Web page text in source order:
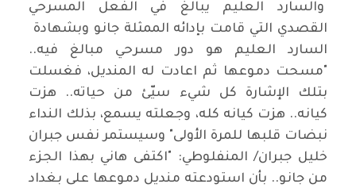
والسارد العليم يبالغ في الفعل المسرحي
القصدي التي قامت بإدائه الممثلة جانو وبشهادة
السارد العليم هو دور مسرحي مبالغ فيه..
"مسحت دموعها ثم اعادت له المنديل، فغسلت
بتلك الإشارة كل شيء سيّئ من حياته.. هزت
كيانه.. هزت كيانه كله، وجعلته يسمع، بذلك النداء
نبضات قلبها للمرة الأولى" وسيستمر نفس جبران
خليل جبران/ المنفلوطي: "اكتفى هاني بهذا الجزء
من جانو.. بأن استودعته منديل دموعها على بغداد